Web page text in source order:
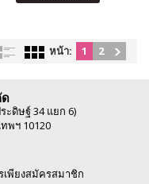
หน้า: 1 2
ะดิษฐ์ 34 แยก 6)
พฯ 10120
พียงสมัครสมาชิก